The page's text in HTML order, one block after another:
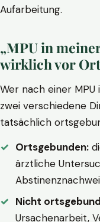
Aufarbeitung.
„MPU in
wirklich vor
Wer nach einer
zwei verschiedene
tatsächlich
Ortsgebunden:
ärztliche
Nicht
Ursachenarbeit,